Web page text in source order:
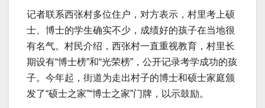
记者联系西张村多位住户，对方表示，村里考上硕
士、博士的学生确实不少，成绩好的孩子在当地很
有名气。村民介绍，西张村一直重视教育，村里长
期设有“博士榜”和“光荣榜”，公开记录考学成功的孩
子。今年起，街道为走出村子的博士和硕士家庭颁
发了“硕士之家”“博士之家”门牌，以示鼓励。